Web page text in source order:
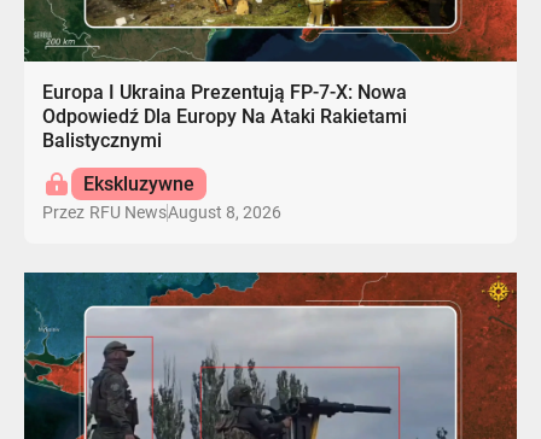
Europa I Ukraina Prezentują FP-7-X: Nowa
Odpowiedź Dla Europy Na Ataki Rakietami
Balistycznymi
Ekskluzywne
Przez RFU NewsAugust 8, 2026